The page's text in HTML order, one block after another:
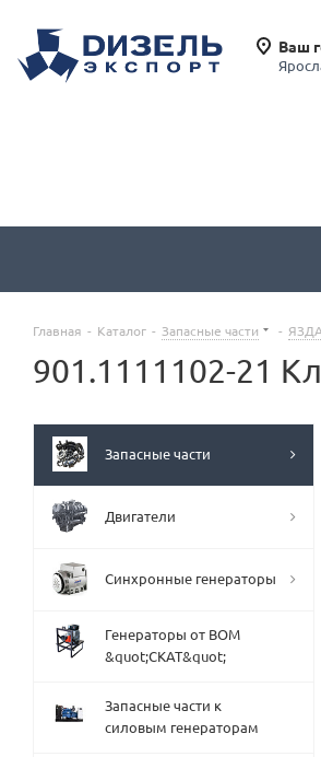
Ваш
Главная - Каталог - Запасные части - ЯЗДА
901.1111102-21
Запасные части
Двигатели
Синхронные генераторы
Генераторы от ВОМ
&quot;СКАТ&quot;
Запасные части к
силовым генераторам